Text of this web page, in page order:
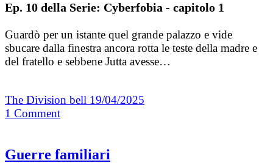
Ep. 10 della Serie: Cyberfobia - capitolo 1
Guardò per un istante quel grande palazzo e vide
sbucare dalla finestra ancora rotta le teste della madre e
del fratello e sebbene Jutta avesse…
The Division bell 19/04/2025
1 Comment
Guerre familiari